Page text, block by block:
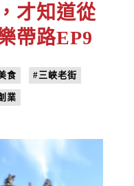
才知道從
帶路EP9
食 #三峽老街
業